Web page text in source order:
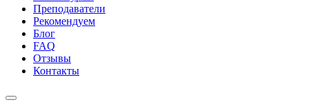
Преподаватели
Рекомендуем
Блог
FAQ
Отзывы
Контакты